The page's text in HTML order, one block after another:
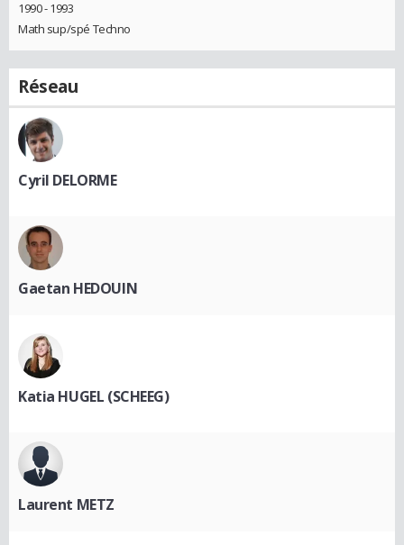
1990 - 1993
Math sup/spé Techno
Réseau
Cyril DELORME
Gaetan HEDOUIN
Katia HUGEL (SCHEEG)
Laurent METZ